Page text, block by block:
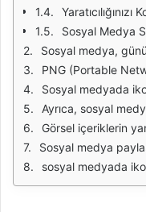
Yaratıcılığınızı
Sosyal Medya
Sosyal medya, günümüzde bireylerin ve markaların kendilerini ifade etme biçimlerini köklü bir şekilde değiştirmiştir. Instagram, bu dönüşümün en önemli aktörlerinden biri
PNG (Portable Network Graphics) formatı, şeffaf arka plan özelliği sayesinde sosyal medya paylaşımlarında büyük bir avantaj sağlıyor. Bu format, görsellerin arka planda
Sosyal medyada ikonik anlar yaratmak için, sadece iyi fotoğraflar çekmek yeterli değil; aynı zamanda bu fotoğrafları en etkili şekilde düzenlemek de büyük
Ayrıca, sosyal medya kampanyalarında da PNG formatındaki grafiklerin kullanılması büyük bir avantaj sağlıyor. Markalar, belirli
Görsel içeriklerin yanı sıra, Instagram'da hikâye paylaşımları da önemli bir yer tutuyor. PNG formatındaki grafikler, hikâyelerinizi daha ilgi çekici hale
Sosyal medya paylaşımlarında dikkat çekiciliğin yanı sıra, tutarlılık da büyük bir öneme sahiptir. Markaların belirli bir estetik anlayışa sahip olması,
sosyal medyada ikonik anlar yaratmak için Instagram'da PNG formatındaki görsellerin kullanımı büyük bir avantaj sunuyor. Bu görseller,